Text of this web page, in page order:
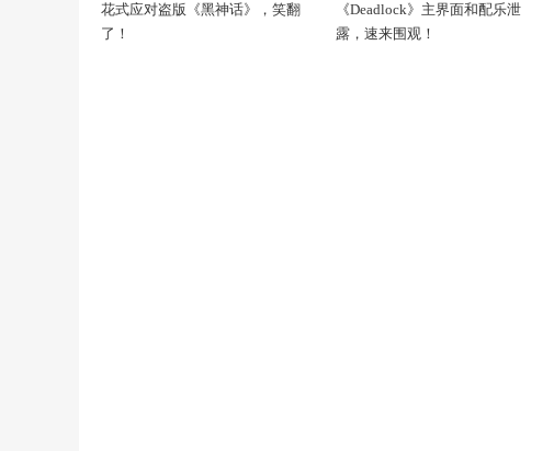
花式应对盗版《黑神话》，笑翻
了！
《Deadlock》主界面和配乐泄
露，速来围观！